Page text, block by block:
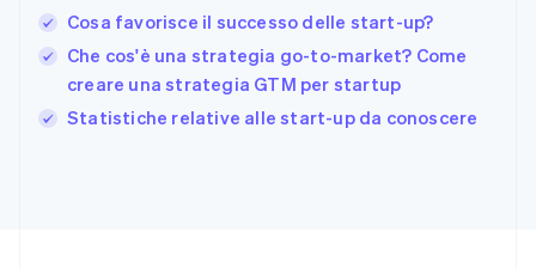
Cosa favorisce il successo delle start-up?
Che cos'è una strategia go-to-market? Come
creare una strategia GTM per startup
Statistiche relative alle start-up da conoscere
Gibilterra
Grecia
English
India